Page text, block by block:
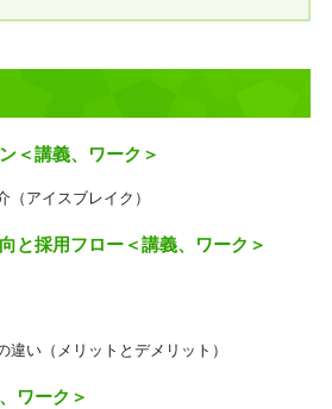
＜講義、ワーク＞
（アイスブレイク）
と採用フロー＜講義、ワーク＞
違い（メリットとデメリット）
ワーク＞